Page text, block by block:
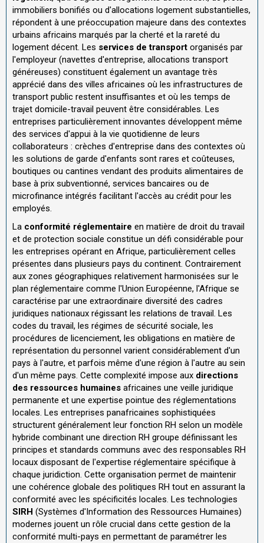
immobiliers bonifiés ou d'allocations logement substantielles,
répondent à une préoccupation majeure dans des contextes
urbains africains marqués par la cherté et la rareté du
logement décent. Les services de transport organisés par
l'employeur (navettes d'entreprise, allocations transport
généreuses) constituent également un avantage très
apprécié dans des villes africaines où les infrastructures de
transport public restent insuffisantes et où les temps de
trajet domicile-travail peuvent être considérables. Les
entreprises particulièrement innovantes développent même
des services d'appui à la vie quotidienne de leurs
collaborateurs : crèches d'entreprise dans des contextes où
les solutions de garde d'enfants sont rares et coûteuses,
boutiques ou cantines vendant des produits alimentaires de
base à prix subventionné, services bancaires ou de
microfinance intégrés facilitant l'accès au crédit pour les
employés.
La conformité réglementaire en matière de droit du travail
et de protection sociale constitue un défi considérable pour
les entreprises opérant en Afrique, particulièrement celles
présentes dans plusieurs pays du continent. Contrairement
aux zones géographiques relativement harmonisées sur le
plan réglementaire comme l'Union Européenne, l'Afrique se
caractérise par une extraordinaire diversité des cadres
juridiques nationaux régissant les relations de travail. Les
codes du travail, les régimes de sécurité sociale, les
procédures de licenciement, les obligations en matière de
représentation du personnel varient considérablement d'un
pays à l'autre, et parfois même d'une région à l'autre au sein
d'un même pays. Cette complexité impose aux directions
des ressources humaines africaines une veille juridique
permanente et une expertise pointue des réglementations
locales. Les entreprises panafricaines sophistiquées
structurent généralement leur fonction RH selon un modèle
hybride combinant une direction RH groupe définissant les
principes et standards communs avec des responsables RH
locaux disposant de l'expertise réglementaire spécifique à
chaque juridiction. Cette organisation permet de maintenir
une cohérence globale des politiques RH tout en assurant la
conformité avec les spécificités locales. Les technologies
SIRH (Systèmes d'Information des Ressources Humaines)
modernes jouent un rôle crucial dans cette gestion de la
conformité multi-pays en permettant de paramétrer les